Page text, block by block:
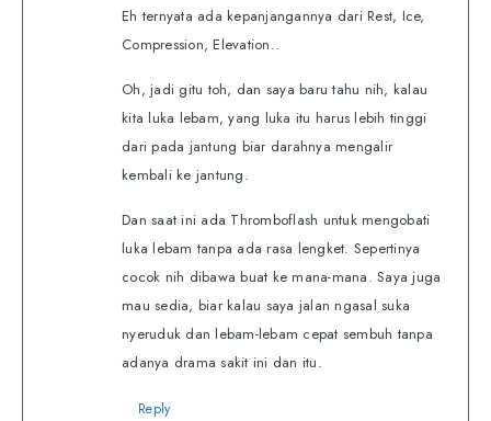
Eh ternyata ada kepanjangannya dari Rest, Ice,
Compression, Elevation..
Oh, jadi gitu toh, dan saya baru tahu nih, kalau
kita luka lebam, yang luka itu harus lebih tinggi
dari pada jantung biar darahnya mengalir
kembali ke jantung.
Dan saat ini ada Thromboflash untuk mengobati
luka lebam tanpa ada rasa lengket. Sepertinya
cocok nih dibawa buat ke mana-mana. Saya juga
mau sedia, biar kalau saya jalan ngasal suka
nyeruduk dan lebam-lebam cepat sembuh tanpa
adanya drama sakit ini dan itu.
Reply